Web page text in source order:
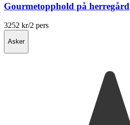
Gourmetopphold på herregård
3252 kr/2 pers
Asker